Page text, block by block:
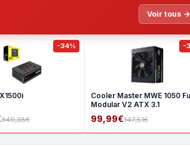
Voir tous →
-34%
349,38€
-
Cooler Master MWE 1050 Full
Modular V2 ATX 3.1
99,99€147,51€